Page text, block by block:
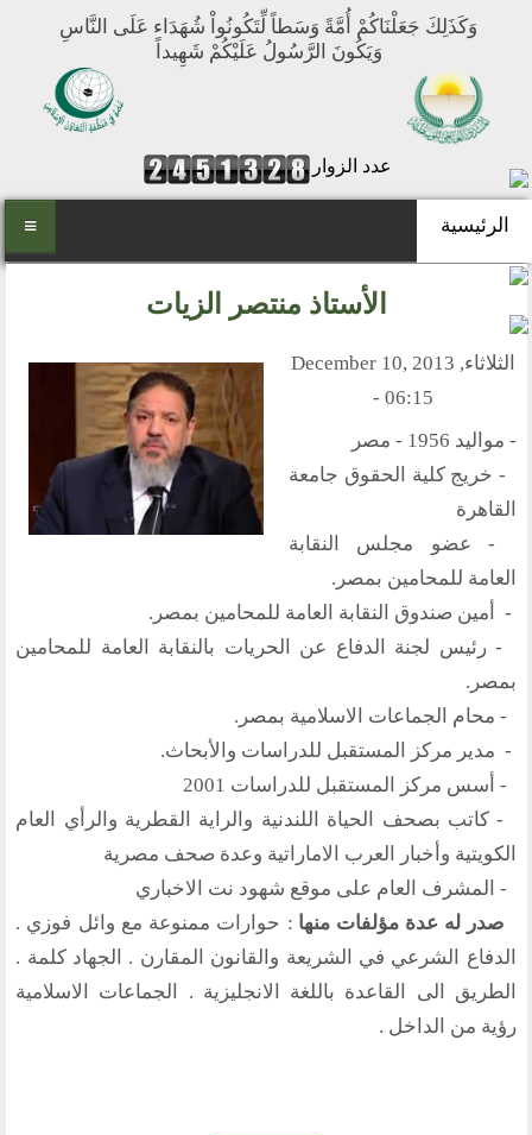
وَكَذَلِكَ جَعَلْنَاكُمْ أُمَّةً وَسَطاً لِّتَكُونُواْ شُهَدَاء عَلَى النَّاسِ
وَيَكُونَ الرَّسُولُ عَلَيْكُمْ شَهِيداً
عدد الزوار
من نحن
المنتدى العالمي للوسطية
أهداف المنتدى
الفكرة والتأسيس
تطلعاتنا
مكتبنا الدائم
الفكرة و التأسيس
اهدافنا
الهيئة الادارية
الفروع
أقسام الموقع
الحوار الحضاري
الحوار في القران الكريم
الحوار في السيرة
الحوار في الاسلام
الحوار مع الاخر
الرئيسية
الأستاذ منتصر الزيات
الثلاثاء, December 10, 2013
- 06:15
- مواليد 1956 - مصر
- خريج كلية الحقوق جامعة
القاهرة
- عضو مجلس النقابة
العامة للمحامين بمصر.
- أمين صندوق النقابة العامة للمحامين بمصر.
- رئيس لجنة الدفاع عن الحريات بالنقابة العامة للمحامين
بمصر.
- محام الجماعات الاسلامية بمصر.
- مدير مركز المستقبل للدراسات والأبحاث.
- أسس مركز المستقبل للدراسات 2001
- كاتب بصحف الحياة اللندنية والراية القطرية والرأي العام
الكويتية وأخبار العرب الاماراتية وعدة صحف مصرية
- المشرف العام على موقع شهود نت الاخباري
صدر له عدة مؤلفات منها : حوارات ممنوعة مع وائل فوزي .
الدفاع الشرعي في الشريعة والقانون المقارن . الجهاد كلمة .
الطريق الى القاعدة باللغة الانجليزية . الجماعات الاسلامية
رؤية من الداخل .